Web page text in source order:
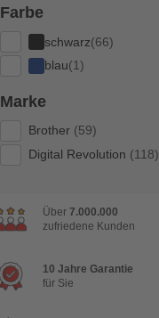
Farbe
schwarz(66)
blau(1)
Marke
Brother (59)
Digital Revolution (118)
Über 7.000.000
zufriedene Kunden
10 Jahre Garantie
für Sie